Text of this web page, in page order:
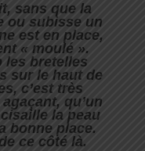
sans que la
ou subisse un
est en place,
« moulé ».
les bretelles
sur le haut de
c’est très
qu’un
la peau
bonne place.
ce côté là.